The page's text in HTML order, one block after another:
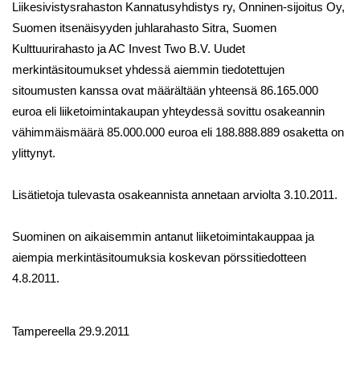
Liikesivistysrahaston Kannatusyhdistys ry, Onninen-sijoitus Oy,
Suomen itsenäisyyden juhlarahasto Sitra, Suomen
Kulttuurirahasto ja AC Invest Two B.V. Uudet
merkintäsitoumukset yhdessä aiemmin tiedotettujen
sitoumusten kanssa ovat määrältään yhteensä 86.165.000
euroa eli liiketoimintakaupan yhteydessä sovittu osakeannin
vähimmäismäärä 85.000.000 euroa eli 188.888.889 osaketta on
ylittynyt.
Lisätietoja tulevasta osakeannista annetaan arviolta 3.10.2011.
Suominen on aikaisemmin antanut liiketoimintakauppaa ja
aiempia merkintäsitoumuksia koskevan pörssitiedotteen
4.8.2011.
Tampereella 29.9.2011